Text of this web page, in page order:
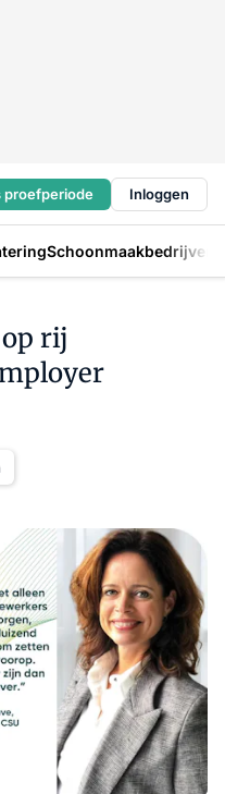
proefperiode Inloggen
Schoonmaakbedrijven
rij